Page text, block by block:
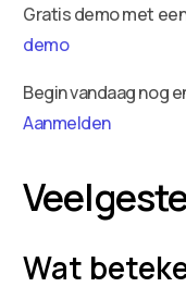
Gratis demo met
demo
Begin vandaag nog
Aanmelden
Wat